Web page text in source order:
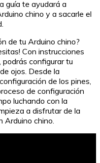
guía te ayudará a
chino y a sacarle el
de tu Arduino chino?
Con instrucciones
configurar tu
ojos. Desde la
de los pines,
de configuración
luchando con la
a disfrutar de la
chino.